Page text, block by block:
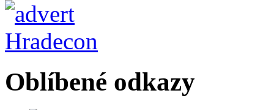
Oblíbené odkazy